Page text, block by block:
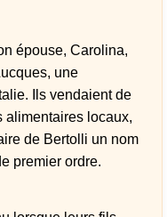
épouse, Carolina,
une
Ils vendaient de
alimentaires locaux,
de Bertolli un nom
premier ordre.